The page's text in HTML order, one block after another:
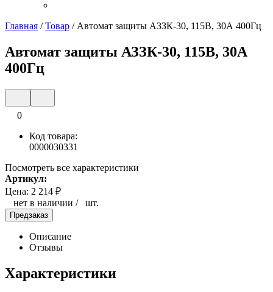
Главная /Товар / Автомат защиты АЗЗК-30, 115В, 30А 400Гц
Автомат защиты АЗЗК-30, 115В, 30А
400Гц
0
Код товара:
0000030331
Посмотреть все характеристики
Артикул:
Цена: 2 214 ₽
нет в наличии / шт.
Предзаказ
Описание
Отзывы
Характеристики